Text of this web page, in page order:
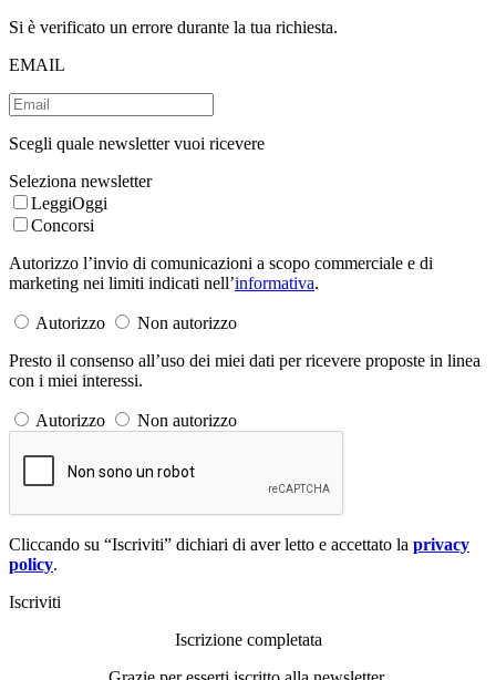
Si è verificato un errore durante la tua richiesta.
EMAIL
Scegli quale newsletter vuoi ricevere
Seleziona newsletter
LeggiOggi
Concorsi
Autorizzo l’invio di comunicazioni a scopo commerciale e di
marketing nei limiti indicati nell’informativa.
Autorizzo
Non autorizzo
Presto il consenso all’uso dei miei dati per ricevere proposte in linea
con i miei interessi.
Autorizzo Non autorizzo
Cliccando su “Iscriviti” dichiari di aver letto e accettato la privacy
policy.
Iscriviti
Iscrizione completata